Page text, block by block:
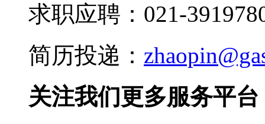
求职应聘：021-
简历投递：
关注我们更多服务平台